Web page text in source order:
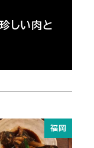
珍しい肉と
福岡